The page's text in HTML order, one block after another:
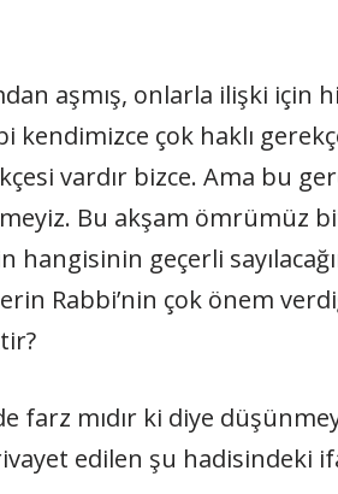
aşmış, onlarla ilişki için
kendimizce çok haklı
vardır bizce. Ama bu
Bu akşam ömrümüz
hangisinin geçerli
Rabbi’nin çok önem
farz mıdır ki diye
edilen şu hadisindeki